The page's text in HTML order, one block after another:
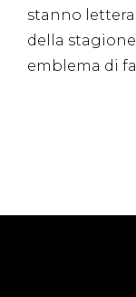
stanno
della
emblema di